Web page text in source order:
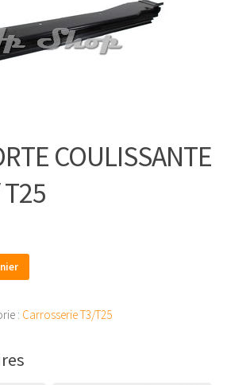
COULISSANTE
: Carrosserie T3/T25